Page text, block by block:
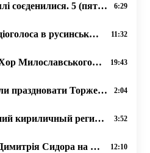
Русинські землі соєденилися. 5 (пять) дней в рокаши! Лубня-Волосатоє 2019 6:29
Русинські радіоголоса в русинськых Карпатах 11:32
Русинськый Хор Милославського с 1945 року.. …07.2020, прот. Димитрий Сидор 19:43
Русины начали праздновати Торжество Православия раньше от Киева. 2:04
Самый древний кириличный регион Европы – наша Карпатська Русь. 3:52
Слово прот. Димитрія Сидора на открытіє фестиваля русинськой культуры в Міжгірї 12:10